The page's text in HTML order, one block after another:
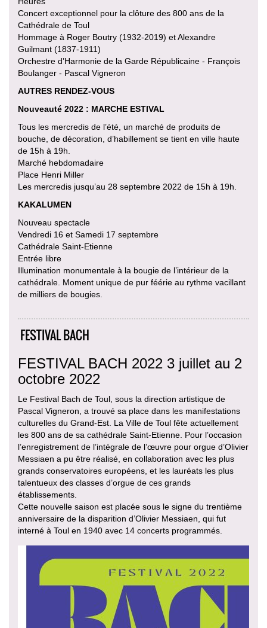
Concert exceptionnel pour la clôture des 800 ans de la
Cathédrale de Toul
Hommage à Roger Boutry (1932-2019) et Alexandre
Guilmant (1837-1911)
Orchestre d’Harmonie de la Garde Républicaine - François
Boulanger - Pascal Vigneron
AUTRES RENDEZ-VOUS
Nouveauté 2022 : MARCHE ESTIVAL
Tous les mercredis de l’été, un marché de produits de
bouche, de décoration, d’habillement se tient en ville haute
de 15h à 19h.
Marché hebdomadaire
Place Henri Miller
Les mercredis jusqu’au 28 septembre 2022 de 15h à 19h.
KAKALUMEN
Nouveau spectacle
Vendredi 16 et Samedi 17 septembre
Cathédrale Saint-Etienne
Entrée libre
Illumination monumentale à la bougie de l’intérieur de la
cathédrale. Moment unique de pur féérie au rythme vacillant
de milliers de bougies.
FESTIVAL BACH
FESTIVAL BACH 2022 3 juillet au 2
octobre 2022
Le Festival Bach de Toul, sous la direction artistique de
Pascal Vigneron, a trouvé sa place dans les manifestations
culturelles du Grand-Est. La Ville de Toul fête actuellement
les 800 ans de sa cathédrale Saint-Etienne. Pour l’occasion
l’enregistrement de l’intégrale de l’œuvre pour orgue d’Olivier
Messiaen a pu être réalisé, en collaboration avec les plus
grands conservatoires européens, et les lauréats les plus
talentueux des classes d’orgue de ces grands
établissements.
Cette nouvelle saison est placée sous le signe du trentième
anniversaire de la disparition d’Olivier Messiaen, qui fut
interné à Toul en 1940 avec 14 concerts programmés.